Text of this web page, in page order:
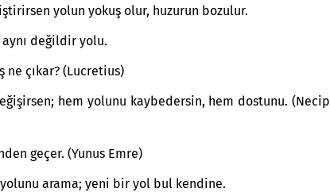
yolun yokuş olur, huzurun bozulur.
değildir yolu.
çıkar? (Lucretius)
hem yolunu kaybedersin, hem dostunu. (Necip
geçer. (Yunus Emre)
arama; yeni bir yol bul kendine.